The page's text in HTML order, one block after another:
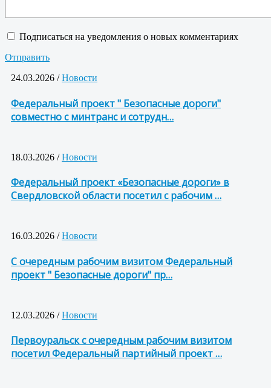
Подписаться на уведомления о новых комментариях
Отправить
24.03.2026 /Новости
Федеральный проект " Безопасные дороги"
совместно с минтранс и сотрудн…
18.03.2026 /Новости
Федеральный проект «Безопасные дороги» в
Свердловской области посетил с рабочим …
16.03.2026 /Новости
С очередным рабочим визитом Федеральный
проект " Безопасные дороги" пр…
12.03.2026 /Новости
Первоуральск с очередным рабочим визитом
посетил Федеральный партийный проект …